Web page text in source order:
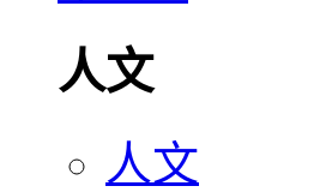
人文
人文